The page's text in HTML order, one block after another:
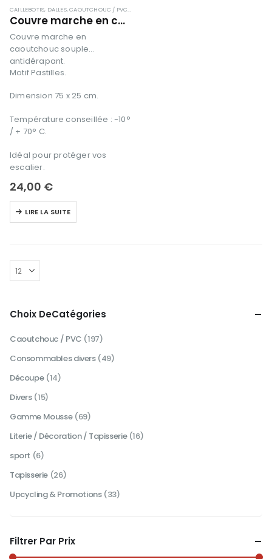
CAILLEBOTIS, DALLES,CAOUTCHOUC / PVC,COUVRE MARCHES
Couvre marche en caoutchouc profil Picot
Couvre marche en
caoutchouc souple
antidérapant.
Motif Pastilles.
Dimension 75 x 25 cm.
Température conseillée : -10°
/ + 70° C.
Idéal pour protéger vos
escalier.
24,00 €
LIRE LA SUITE
Choix DeCatégories
Caoutchouc / PVC (197)
Consommables divers (49)
Découpe (14)
Divers (15)
Gamme Mousse (69)
Literie / Décoration / Tapisserie (16)
sport (6)
Tapisserie (26)
Upcycling & Promotions (33)
Filtrer Par Prix